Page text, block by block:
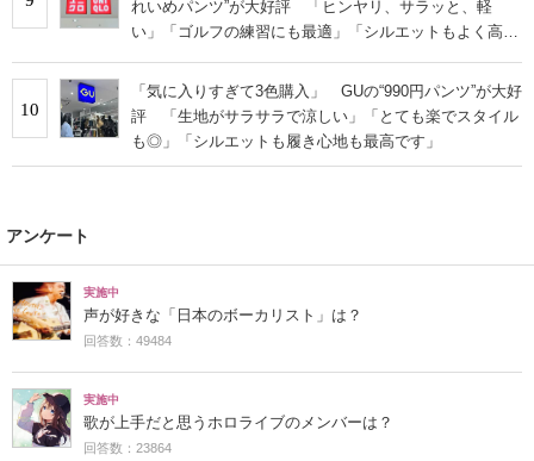
れいめパンツ”が大好評 「ヒンヤリ、サラッと、軽
い」「ゴルフの練習にも最適」「シルエットもよく高見
10
「気に入りすぎて3色購入」 GUの“990円パンツ”が大好
評 「生地がサラサラで涼しい」「とても楽でスタイル
も◎」「シルエットも履き心地も最高です」
アンケート
実施中
声が好きな「日本のボーカリスト」は？
回答数：49484
実施中
歌が上手だと思うホロライブのメンバーは？
回答数：23864